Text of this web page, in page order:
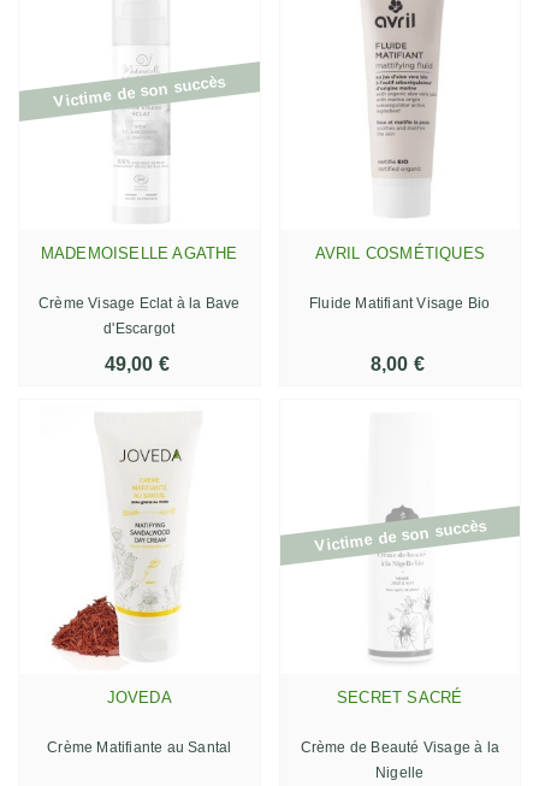
Victime de son succès
MADEMOISELLE AGATHE
Crème Visage Eclat à la Bave
d'Escargot
49,00 €
AVRIL COSMÉTIQUES
Fluide Matifiant Visage Bio
8,00 €
JOVEDA
Crème Matifiante au Santal
Victime de son succès
SECRET SACRÉ
Crème de Beauté Visage à la
Nigelle